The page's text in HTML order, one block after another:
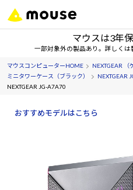
マウスは3年
一部対象外の製品あり。詳しくは
マウスコンピューターHOME NEXTGEAR （
ミニタワーケース（ブラック）
NEXTGEAR
NEXTGEAR JG-A7A70
おすすめモデルはこちら